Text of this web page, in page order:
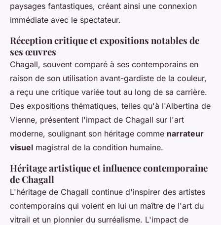
paysages fantastiques, créant ainsi une connexion
immédiate avec le spectateur.
Réception critique et expositions notables de
ses œuvres
Chagall, souvent comparé à ses contemporains en
raison de son utilisation avant-gardiste de la couleur,
a reçu une critique variée tout au long de sa carrière.
Des expositions thématiques, telles qu'à l'Albertina de
Vienne, présentent l'impact de Chagall sur l'art
moderne, soulignant son héritage comme narrateur
visuel magistral de la condition humaine.
Héritage artistique et influence contemporaine
de Chagall
L'héritage de Chagall continue d'inspirer des artistes
contemporains qui voient en lui un maître de l'art du
vitrail et un pionnier du surréalisme. L'impact de